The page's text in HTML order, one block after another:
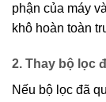
phận của máy
khô hoàn toàn
2. Thay bộ lọc
Nếu bộ lọc đã